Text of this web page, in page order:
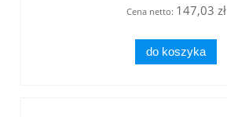
Cena netto: 147,03 zł
do koszyka